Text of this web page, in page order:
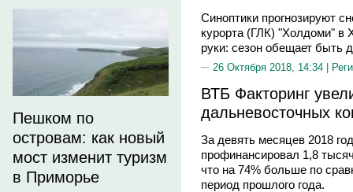
Пешком по
островам: как новый
мост изменит туризм
в Приморье
Синоптики прогнозируют
курорта (ГЛК) "Холдоми" в
руки: сезон обещает быть
26 Октября 2018, 14:34 |
ВТБ Факторинг
дальневосточных
За девять месяцев 2018
профинансировал 1,8
что на 74% больше по
период прошлого года.